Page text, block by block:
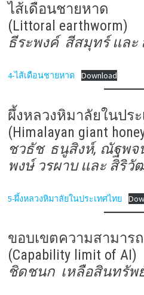
ไส้เดือนชายหาด
(Littoral earthworm)
ธีระพงค์ สีสมุทร์ แล
4-ไส้เดือนชายหาด Download
ผึ้งหลวงหิมาลัยในปร
(Himalayan giant
ชวธัช ธนูสิงห์, ณัฐพจ
พงษ์ วรผาบ และ สิริวั
5-ผึ้งหลวงหิมาลัยในประเทศไทย
ขอบเขตความสามารถ
(Capability limit of AI)
ชิดชนก เหลือสินทรัพ